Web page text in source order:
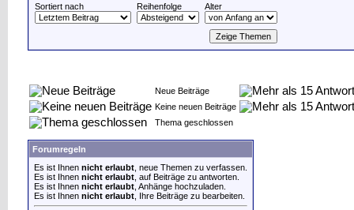
Sortiert nach
Reihenfolge Alter
Neue Beiträge
Keine neuen Beiträge
Thema geschlossen
Forumregeln
Es ist Ihnen nicht erlaubt , neue Themen zu verfassen.
Es ist Ihnen nicht erlaubt , auf Beiträge zu antworten.
Es ist Ihnen nicht erlaubt , Anhänge hochzuladen.
Es ist Ihnen nicht erlaubt , Ihre Beiträge zu bearbeiten.